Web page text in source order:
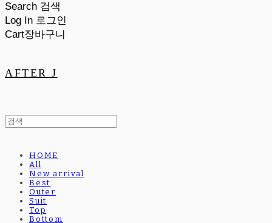
Search 검색
Log In 로그인
Cart장바구니
AFTER J
HOME
All
New arrival
Best
Outer
Suit
Top
Bottom